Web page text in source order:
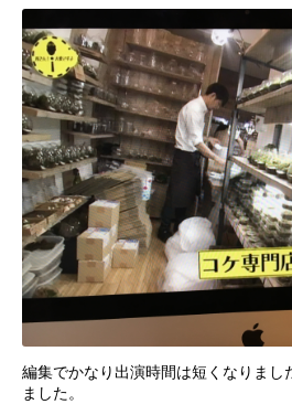
編集でかなり出演時間は短くなりまし
ました。